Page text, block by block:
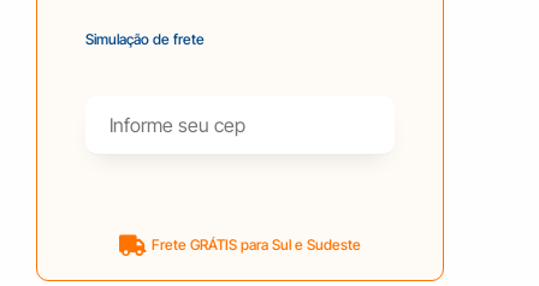
Simulação de frete
Frete GRÁTIS para Sul e Sudeste